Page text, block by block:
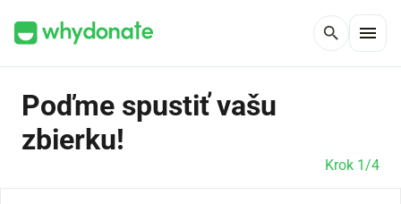
search menu
Poďme spustiť vašu
zbierku!
Krok 1/4